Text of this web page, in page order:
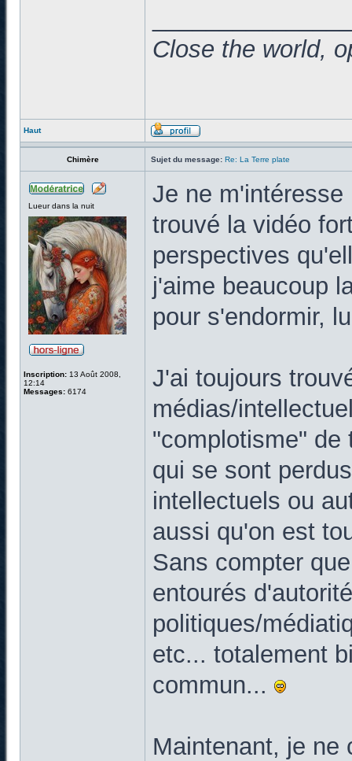
Close the world,
Haut
Chimère Sujet du message: Re: La Terre plate
Lueur dans la nuit
Inscription: 13 Août 2008,
12:14
Messages: 6174
Je ne m'intéresse
trouvé la vidéo
perspectives
j'aime beaucoup
pour s'endormir,
J'ai toujours
médias/
"complotisme" de
qui se sont
intellectuels ou
aussi qu'on est
Sans compter
entourés
politiques/
etc... totalement
commun...
Maintenant, je ne